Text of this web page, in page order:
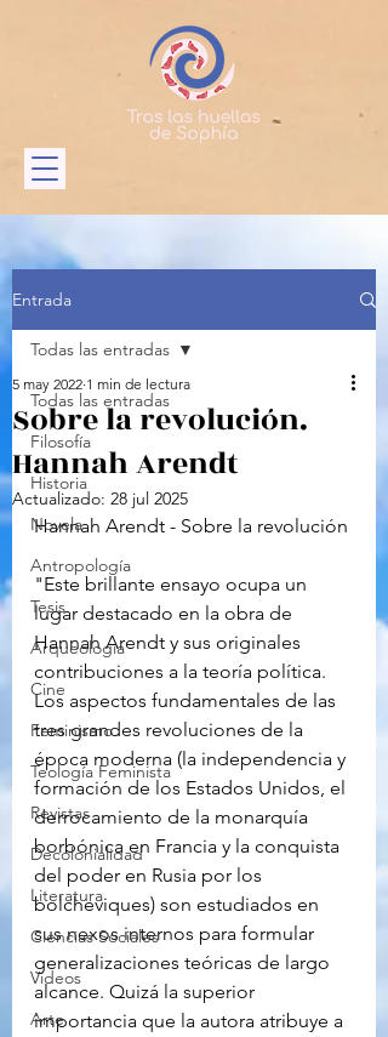
Entrada
Todas las entradas
Filosofía
Historia
Novela
Antropología
Tesis
Arqueología
Cine
Feminismo
Teología Feminista
Revistas
Decolonialidad
Literatura
Ciencias Sociales
Videos
Arte
Todas las entradas
Sobre la revolución.
Hannah Arendt
5 may 2022 1 min de lectura
Actualizado: 28 jul 2025
Hannah Arendt - Sobre la revolución
"Este brillante ensayo ocupa un
lugar destacado en la obra de
Hannah Arendt y sus originales
contribuciones a la teoría política.
Los aspectos fundamentales de las
tres grandes revoluciones de la
época moderna (la independencia y
formación de los Estados Unidos, el
derrocamiento de la monarquía
borbónica en Francia y la conquista
del poder en Rusia por los
bolcheviques) son estudiados en
sus nexos internos para formular
generalizaciones teóricas de largo
alcance. Quizá la superior
importancia que la autora atribuye a